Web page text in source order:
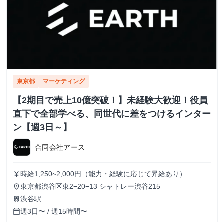
東京都 マーケティング
【2期目で売上10億突破！】未経験大歓迎！役員
直下で全部学べる、同世代に差をつけるインター
ン【週3日～】
合同会社アース
currency_yen 時給1,250~2,000円（能力・経験に応じて昇給あり）
place東京都渋谷区東2−20−13 シャトレー渋谷215
train渋谷駅
calendar_today週3日〜 / 週15時間〜